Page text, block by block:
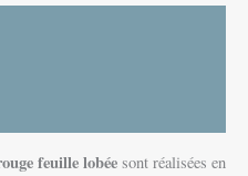
feuille lobée sont réalisées en